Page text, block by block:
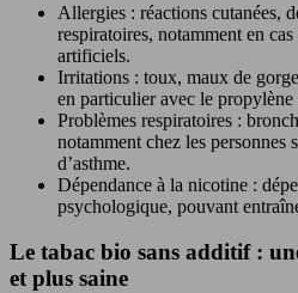
Allergies : réactions cutanées,
respiratoires, notamment en
artificiels.
Irritations : toux, maux de
en particulier avec le
Problèmes respiratoires :
notamment chez les personnes
d’asthme.
Dépendance à la nicotine :
psychologique, pouvant
Le tabac bio sans additif :
et plus saine